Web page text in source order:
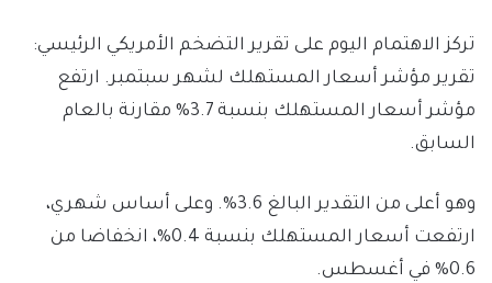
تركز الاهتمام اليوم على تقرير التضخم الأمريكي الرئيسي:
تقرير مؤشر أسعار المستهلك لشهر سبتمبر. ارتفع
مؤشر أسعار المستهلك بنسبة 3.7% مقارنة بالعام
السابق.
وهو أعلى من التقدير البالغ 3.6%. وعلى أساس شهري،
ارتفعت أسعار المستهلك بنسبة 0.4%، انخفاضا من
0.6% في أغسطس.